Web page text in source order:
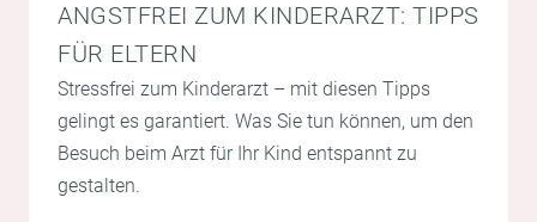
ANGSTFREI ZUM KINDERARZT: TIPPS
FÜR ELTERN
Stressfrei zum Kinderarzt – mit diesen Tipps
gelingt es garantiert. Was Sie tun können, um den
Besuch beim Arzt für Ihr Kind entspannt zu
gestalten.